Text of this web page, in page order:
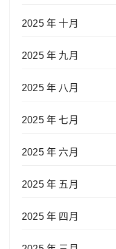
2025 年 十月
2025 年 九月
2025 年 八月
2025 年 七月
2025 年 六月
2025 年 五月
2025 年 四月